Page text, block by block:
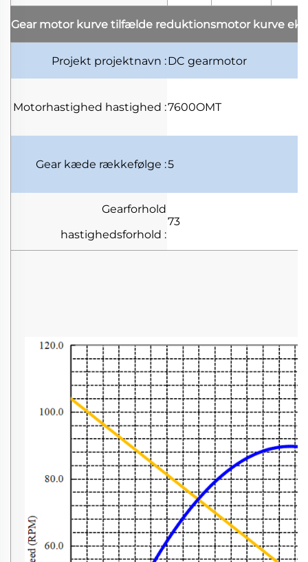
Gear motor kurve tilfælde reduktionsmotor kurve
Projekt projektnavn :DC gearmotor
Motorhastighed hastighed :7600OMT
Gear kæde rækkefølge :5
Gearforhold
hastighedsforhold :
73